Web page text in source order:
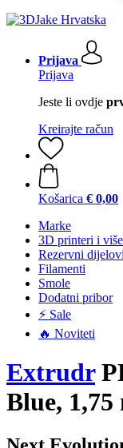
Prijava
Prijava
Jeste li ovdje
Kreirajte račun
Košarica € 0,00
Marke
3D printeri i više
Rezervni
Filamenti
Smole
Dodatni pribor
⚡ Sale
🔥 Noviteti
Extrudr
Blue, 1,75